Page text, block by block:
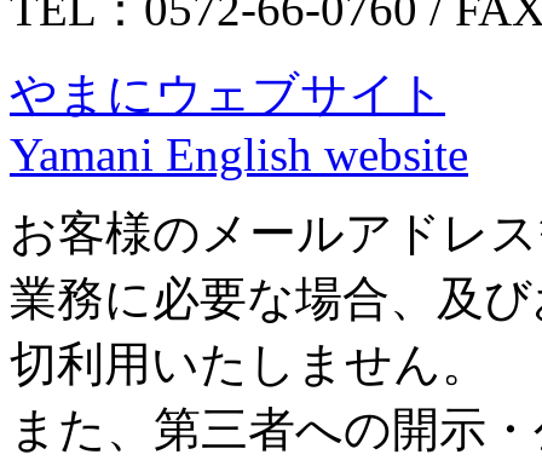
やまにウェブサイト
Yamani English website
お客様のメールアドレ
業務に必要な場合、及
切利用いたしません。
また、第三者への開示